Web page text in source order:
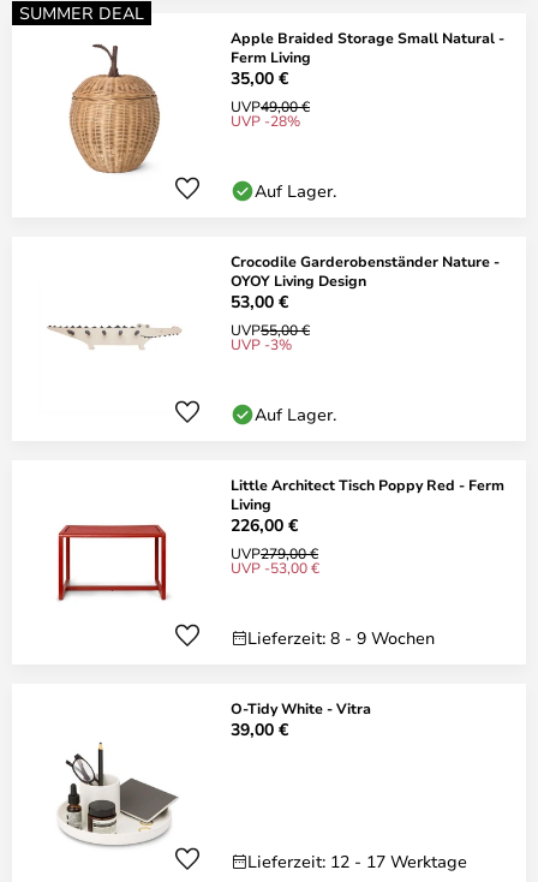
SUMMER DEAL
Apple Braided Storage Small Natural -
Ferm Living
35,00 €
UVP49,00 €
UVP -28%
Auf Lager.
Crocodile Garderobenständer Nature -
OYOY Living Design
53,00 €
UVP55,00 €
UVP -3%
Auf Lager.
Little Architect Tisch Poppy Red - Ferm
Living
226,00 €
UVP279,00 €
UVP -53,00 €
Lieferzeit: 8 - 9 Wochen
O-Tidy White - Vitra
39,00 €
Lieferzeit: 12 - 17 Werktage